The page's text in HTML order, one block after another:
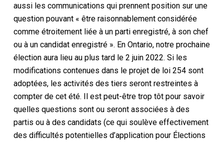
aussi les communications qui prennent position sur une
question pouvant « être raisonnablement considérée
comme étroitement liée à un parti enregistré, à son chef
ou à un candidat enregistré ». En Ontario, notre prochaine
élection aura lieu au plus tard le 2 juin 2022. Si les
modifications contenues dans le projet de loi 254 sont
adoptées, les activités des tiers seront restreintes à
compter de cet été. Il est peut-être trop tôt pour savoir
quelles questions sont ou seront associées à des
partis ou à des candidats (ce qui soulève effectivement
des difficultés potentielles d’application pour Élections